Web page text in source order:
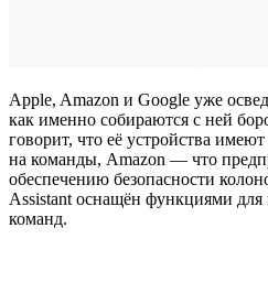
Apple, Amazon и Google уже
как именно собираются с ней
говорит, что её устройства
на команды, Amazon — что
обеспечению безопасности
Assistant оснащён функциями для
команд.